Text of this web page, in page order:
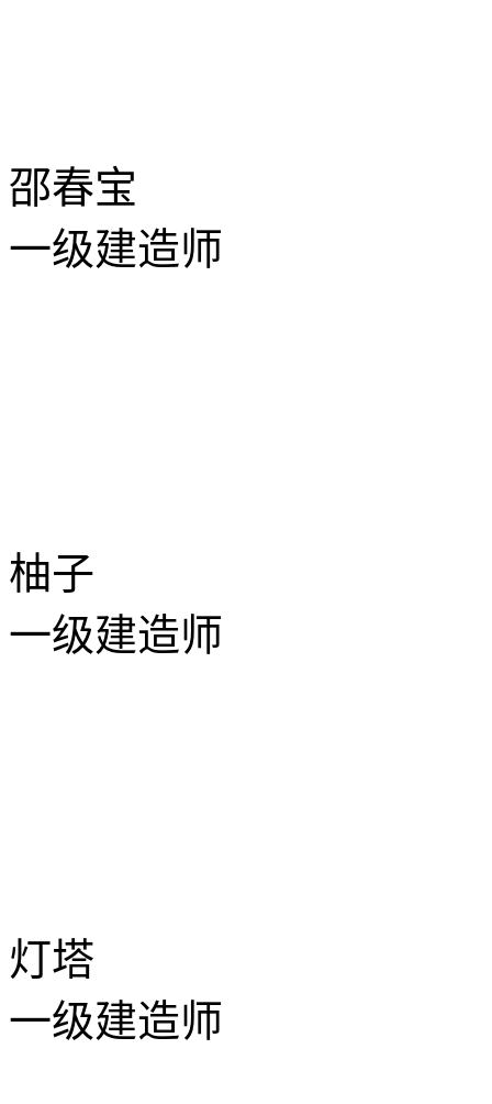
邵春宝
一级建造师
柚子
一级建造师
灯塔
一级建造师